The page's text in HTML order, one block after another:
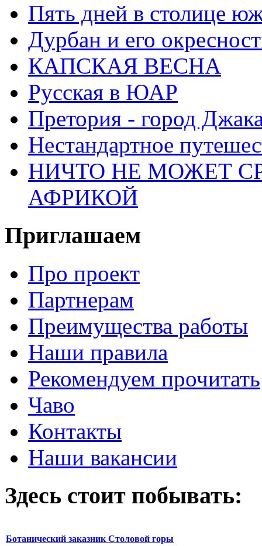
Пять дней в столице
Дурбан и его
КАПСКАЯ ВЕСНА
Русская в ЮАР
Претория - город
Нестандартное
НИЧТО НЕ МОЖЕТ
АФРИКОЙ
Приглашаем
Про проект
Партнерам
Преимущества работы
Наши правила
Рекомендуем прочитать
Чаво
Контакты
Наши вакансии
Здесь стоит побывать:
Ботанический заказник Столовой горы